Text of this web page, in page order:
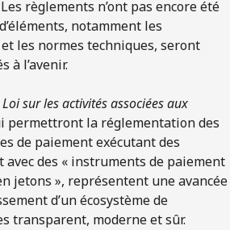
règlements n’ont pas encore été
notamment les
les normes techniques, seront
à l’avenir.
Loi sur les activités associées aux
permettront la réglementation des
de paiement exécutant des
des « instruments de paiement
jetons », représentent une avancée
d’un écosystème de
transparent, moderne et sûr.